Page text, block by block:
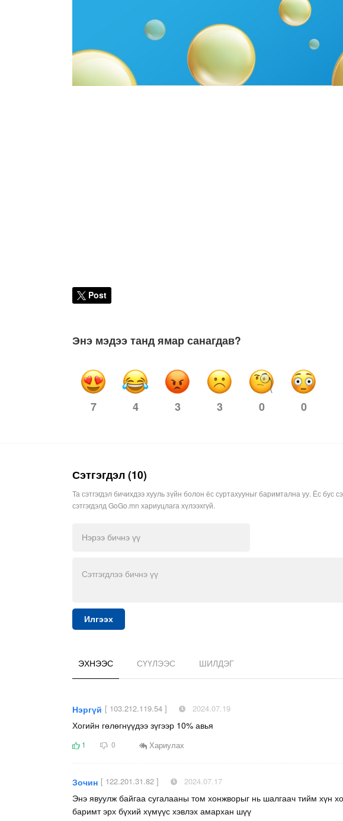
Post
Энэ мэдээ танд ямар санагдав?
7 4 3 3 0 0
Сэтгэгдэл (10)
Та сэтгэгдэл бичихдээ хууль зүйн болон ёс суртахууныг баримтална уу. Ёс бус
сэтгэгдэлд GoGo.mn хариуцлага хүлээхгүй.
Илгээх
ЭХНЭЭС СҮҮЛЭЭС ШИЛДЭГ
Нэргүй [ 103.212.119.54 ] 2024.07.19
Хогийн гөлөгнүүдээ зүгээр 10% авья
1 0 Хариулах
Зочин [ 122.201.31.82 ] 2024.07.17
Энэ явуулж байгаа сугалааны том хонжворыг нь шалгаач тийм хүн
баримт эрх бүхий хүмүүс хэвлэх амархан шүү